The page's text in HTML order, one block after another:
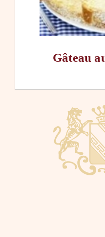
Gâteau